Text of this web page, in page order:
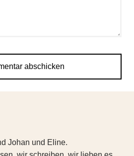
Johan und Eline.